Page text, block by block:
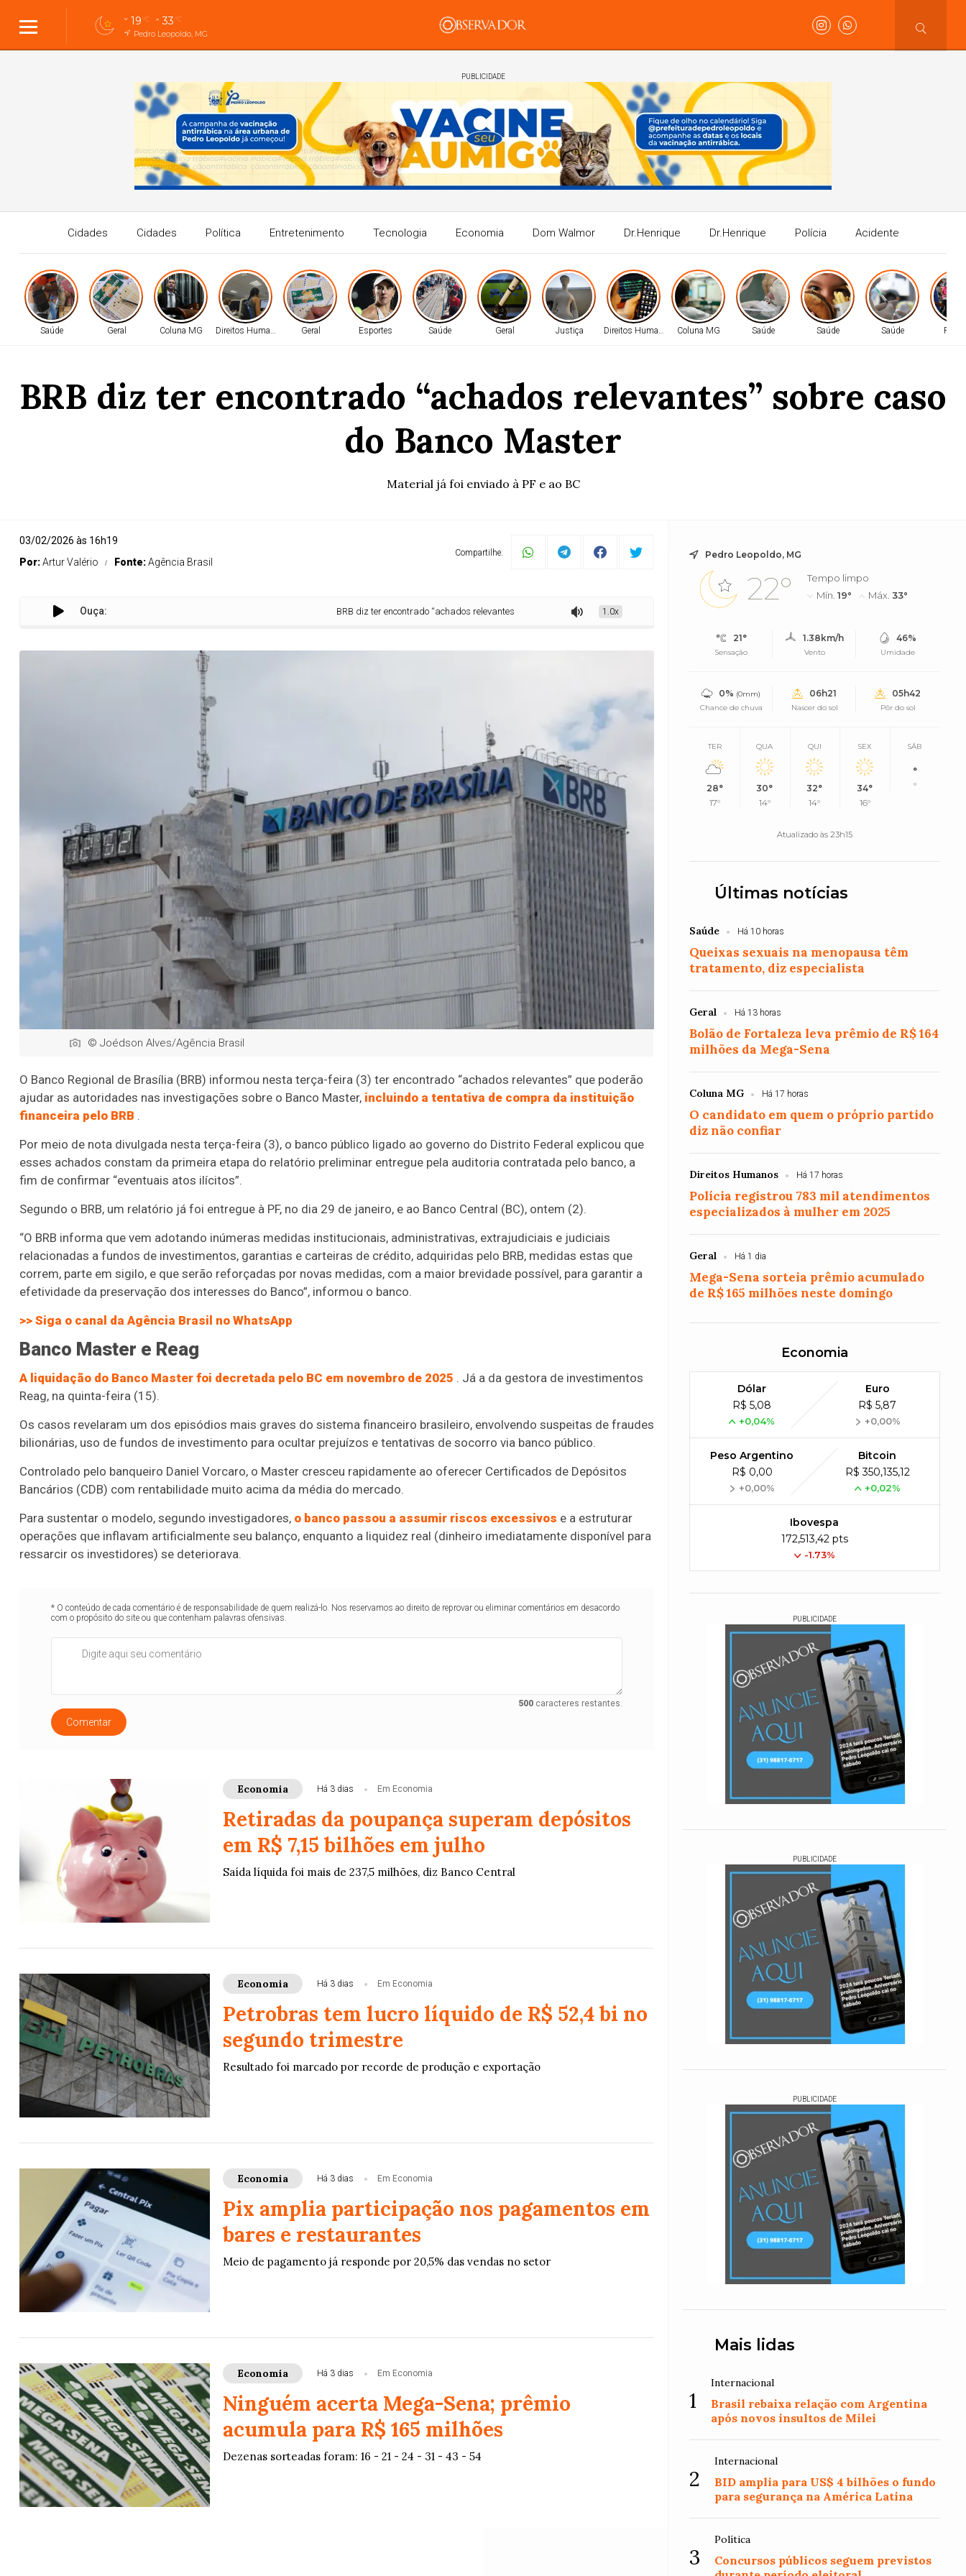
19°C 33°C
Pedro Leopoldo, MG
PUBLICIDADE
Cidades Cidades Política Entretenimento Tecnologia Economia Dom Walmor Dr.Henrique Dr.Henrique Polícia Acidente
Saúde Geral Coluna MG Direitos Humanos Geral Esportes Saúde Geral Justiça Direitos Humanos Coluna MG Saúde Saúde Saúde
BRB diz ter encontrado “achados relevantes” sobre caso
do Banco Master
Material já foi enviado à PF e ao BC
03/02/2026 às 16h19
Por:Artur Valério Fonte:Agência Brasil
Compartilhe:
Ouça: BRB diz ter encontrado “achados relevantes” sobre caso do Banco Master 1.0x
© Joédson Alves/Agência Brasil
O Banco Regional de Brasília (BRB) informou nesta terça-feira (3) ter encontrado “achados relevantes” que poderão
ajudar as autoridades nas investigações sobre o Banco Master, incluindo a tentativa de compra da instituição
financeira pelo BRB .
Por meio de nota divulgada nesta terça-feira (3), o banco público ligado ao governo do Distrito Federal explicou que
esses achados constam da primeira etapa do relatório preliminar entregue pela auditoria contratada pelo banco, a
fim de confirmar “eventuais atos ilícitos”.
Segundo o BRB, um relatório já foi entregue à PF, no dia 29 de janeiro, e ao Banco Central (BC), ontem (2).
“O BRB informa que vem adotando inúmeras medidas institucionais, administrativas, extrajudiciais e judiciais
relacionadas a fundos de investimentos, garantias e carteiras de crédito, adquiridas pelo BRB, medidas estas que
correm, parte em sigilo, e que serão reforçadas por novas medidas, com a maior brevidade possível, para garantir a
efetividade da preservação dos interesses do Banco”, informou o banco.
>> Siga o canal da Agência Brasil no WhatsApp
Banco Master e Reag
A liquidação do Banco Master foi decretada pelo BC em novembro de 2025 . Já a da gestora de investimentos
Reag, na quinta-feira (15).
Os casos revelaram um dos episódios mais graves do sistema financeiro brasileiro, envolvendo suspeitas de fraudes
bilionárias, uso de fundos de investimento para ocultar prejuízos e tentativas de socorro via banco público.
Controlado pelo banqueiro Daniel Vorcaro, o Master cresceu rapidamente ao oferecer Certificados de Depósitos
Bancários (CDB) com rentabilidade muito acima da média do mercado.
Para sustentar o modelo, segundo investigadores, o banco passou a assumir riscos excessivos e a estruturar
operações que inflavam artificialmente seu balanço, enquanto a liquidez real (dinheiro imediatamente disponível para
ressarcir os investidores) se deteriorava.
* O conteúdo de cada comentário é de responsabilidade de quem realizá-lo. Nos reservamos ao direito de reprovar ou eliminar comentários em desacordo
com o propósito do site ou que contenham palavras ofensivas.
500caracteres restantes.
Comentar
Economia Há 3 dias Em Economia
Retiradas da poupança superam depósitos
em R$ 7,15 bilhões em julho
Saída líquida foi mais de 237,5 milhões, diz Banco Central
Economia Há 3 dias Em Economia
Petrobras tem lucro líquido de R$ 52,4 bi no
segundo trimestre
Resultado foi marcado por recorde de produção e exportação
Economia Há 3 dias Em Economia
Pix amplia participação nos pagamentos em
bares e restaurantes
Meio de pagamento já responde por 20,5% das vendas no setor
Economia Há 3 dias Em Economia
Ninguém acerta Mega-Sena; prêmio
acumula para R$ 165 milhões
Dezenas sorteadas foram: 16 - 21 - 24 - 31 - 43 - 54
Pedro Leopoldo, MG
22°
Tempo limpo
Mín.19° Máx.33°
21°
Sensação
1.38km/h
Vento
46%
Umidade
0% (0mm)
Chance de chuva
06h21
Nascer do sol
05h42
Pôr do sol
TER
28°
17°
QUA
30°
14°
QUI
32°
14°
SEX
34°
16°
SÁB
°
°
Atualizado às 23h15
Últimas notícias
Saúde Há 10 horas
Queixas sexuais na menopausa têm
tratamento, diz especialista
Geral Há 13 horas
Bolão de Fortaleza leva prêmio de R$ 164
milhões da Mega-Sena
Coluna MG Há 17 horas
O candidato em quem o próprio partido
diz não confiar
Direitos Humanos Há 17 horas
Polícia registrou 783 mil atendimentos
especializados à mulher em 2025
Geral Há 1 dia
Mega-Sena sorteia prêmio acumulado
de R$ 165 milhões neste domingo
Economia
Dólar
R$ 5,08
+0,04%
Euro
R$ 5,87
+0,00%
Peso Argentino
R$ 0,00
+0,00%
Bitcoin
R$ 350,135,12
+0,02%
Ibovespa
172,513,42 pts
-1.73%
PUBLICIDADE
PUBLICIDADE
PUBLICIDADE
Mais lidas
1
Internacional
Brasil rebaixa relação com Argentina
após novos insultos de Milei
2
Internacional
BID amplia para US$ 4 bilhões o fundo
para segurança na América Latina
3
Política
Concursos públicos seguem previstos